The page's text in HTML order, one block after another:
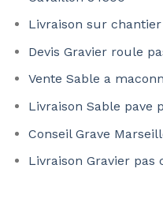
Livraison sur
Devis Gravier roule
Vente Sable a
Livraison Sable pave
Conseil Grave
Livraison Gravier pas